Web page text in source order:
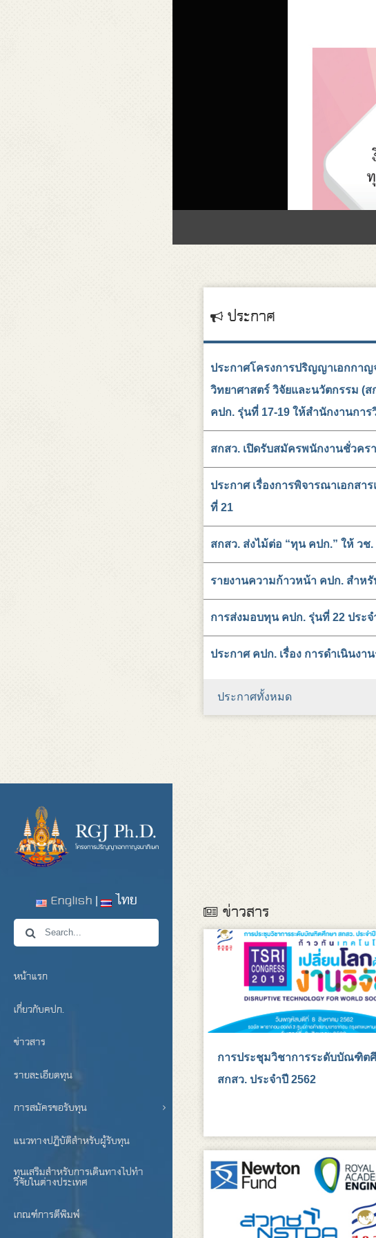
English ไทย
หน้าแรก
เกี่ยวกับคปก.
ข่าวสาร
รายละเอียดทุน
การสมัครขอรับทุน
แนวทางปฏิบัติสำหรับผู้รับทุน
ทุนเสริมสำหรับการเดินทางไปทำ
วิจัยในต่างประเทศ
เกณฑ์การตีพิมพ์
ประกาศ
ประกาศโครงการปริญญาเอกกา
วิทยาศาสตร์ วิจัยและนวัตกรรม (ส
คปก. รุ่นที่ 17-19 ให้สำนักงานการ
สกสว. เปิดรับสมัครพนักงานชั่วค
ประกาศ เรื่องการพิจารณาเอกส
ที่ 21
สกสว. ส่งไม้ต่อ “ทุน คปก.” ให้ ว
รายงานความก้าวหน้า คปก. สำหรั
การส่งมอบทุน คปก. รุ่นที่ 22 ประ
ประกาศ คปก. เรื่อง การดำเนินง
ประกาศทั้งหมด
ข่าวสาร
การประชุมวิชาการระดับบัณฑิต
สกสว. ประจำปี 2562